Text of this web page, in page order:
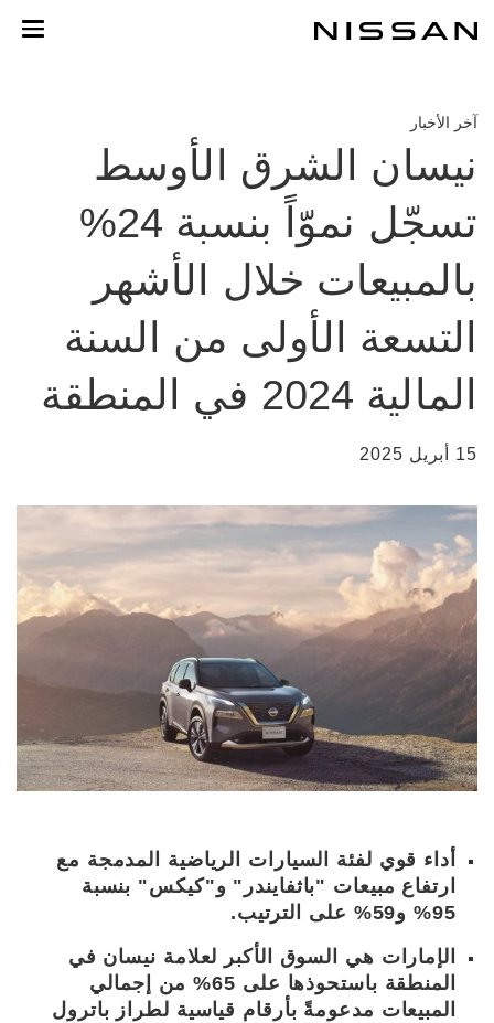
المحتوى
آخر الأخبار
نيسان الشرق الأوسط
تسجّل نموّاً بنسبة 24%
بالمبيعات خلال الأشهر
التسعة الأولى من السنة
المالية 2024 في المنطقة
15 أبريل 2025
أداء قوي لفئة السيارات الرياضية المدمجة مع
ارتفاع مبيعات "باثفايندر" و"كيكس" بنسبة
95% و59% على الترتيب.
الإمارات هي السوق الأكبر لعلامة نيسان في
المنطقة باستحوذها على 65% من إجمالي
المبيعات مدعومةً بأرقام قياسية لطراز باترول